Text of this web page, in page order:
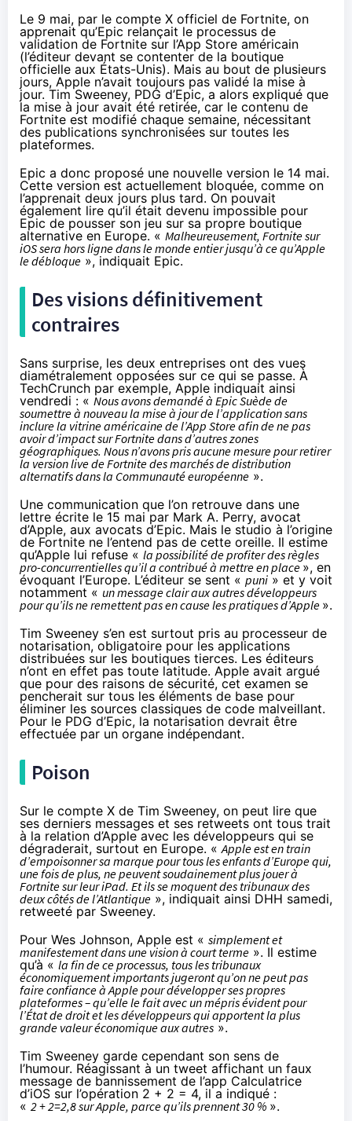
Le 9 mai, par le compte X officiel de Fortnite, on
apprenait qu’Epic relançait le processus de
validation de Fortnite sur l’App Store américain
(l’éditeur devant se contenter de la boutique
officielle aux États-Unis). Mais au bout de plusieurs
jours, Apple n’avait toujours pas validé la mise à
jour. Tim Sweeney, PDG d’Epic, a alors expliqué que
la mise à jour avait été retirée, car le contenu de
Fortnite est modifié chaque semaine, nécessitant
des publications synchronisées sur toutes les
plateformes.
Epic a donc proposé une nouvelle version le 14 mai.
Cette version est actuellement bloquée, comme on
l’apprenait deux jours plus tard. On pouvait
également lire qu’il était devenu impossible pour
Epic de pousser son jeu sur sa propre boutique
alternative en Europe. « Malheureusement, Fortnite sur
iOS sera hors ligne dans le monde entier jusqu’à ce qu’Apple
le débloque », indiquait Epic.
Des visions définitivement
contraires
Sans surprise, les deux entreprises ont des vues
diamétralement opposées sur ce qui se passe. À
TechCrunch par exemple, Apple indiquait ainsi
vendredi : « Nous avons demandé à Epic Suède de
soumettre à nouveau la mise à jour de l’application sans
inclure la vitrine américaine de l’App Store afin de ne pas
avoir d’impact sur Fortnite dans d’autres zones
géographiques. Nous n’avons pris aucune mesure pour retirer
la version live de Fortnite des marchés de distribution
alternatifs dans la Communauté européenne ».
Une communication que l’on retrouve dans une
lettre écrite le 15 mai par Mark A. Perry, avocat
d’Apple, aux avocats d’Epic. Mais le studio à l’origine
de Fortnite ne l’entend pas de cette oreille. Il estime
qu’Apple lui refuse « la possibilité de profiter des règles
pro-concurrentielles qu’il a contribué à mettre en place », en
évoquant l’Europe. L’éditeur se sent « puni » et y voit
notamment « un message clair aux autres développeurs
pour qu’ils ne remettent pas en cause les pratiques d’Apple ».
Tim Sweeney s’en est surtout pris au processeur de
notarisation, obligatoire pour les applications
distribuées sur les boutiques tierces. Les éditeurs
n’ont en effet pas toute latitude. Apple avait argué
que pour des raisons de sécurité, cet examen se
pencherait sur tous les éléments de base pour
éliminer les sources classiques de code malveillant.
Pour le PDG d’Epic, la notarisation devrait être
effectuée par un organe indépendant.
Poison
Sur le compte X de Tim Sweeney, on peut lire que
ses derniers messages et ses retweets ont tous trait
à la relation d’Apple avec les développeurs qui se
dégraderait, surtout en Europe. «Apple est en train
d’empoisonner sa marque pour tous les enfants d’Europe qui,
une fois de plus, ne peuvent soudainement plus jouer à
Fortnite sur leur iPad. Et ils se moquent des tribunaux des
deux côtés de l’Atlantique », indiquait ainsi DHH samedi,
retweeté par Sweeney.
Pour Wes Johnson, Apple est « simplement et
manifestement dans une vision à court terme ». Il estime
qu’à « la fin de ce processus, tous les tribunaux
économiquement importants jugeront qu’on ne peut pas
faire confiance à Apple pour développer ses propres
plateformes – qu’elle le fait avec un mépris évident pour
l’État de droit et les développeurs qui apportent la plus
grande valeur économique aux autres ».
Tim Sweeney garde cependant son sens de
l’humour. Réagissant à un tweet affichant un faux
message de bannissement de l’app Calculatrice
d’iOS sur l’opération 2 + 2 = 4, il a indiqué :
« 2 + 2=2,8 sur Apple, parce qu’ils prennent 30 % ».